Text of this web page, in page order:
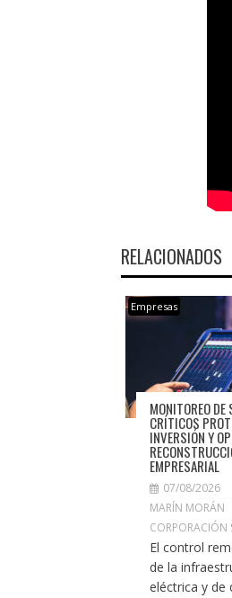
RELACIONADOS
Empresas
MONITOREO DE
CRÍTICOS
INVERSIÓN Y
EMPRESARIAL
07/08/2026
MARÍN MORÁN
CORPORACIÓN
El control
de la
eléctrica y de